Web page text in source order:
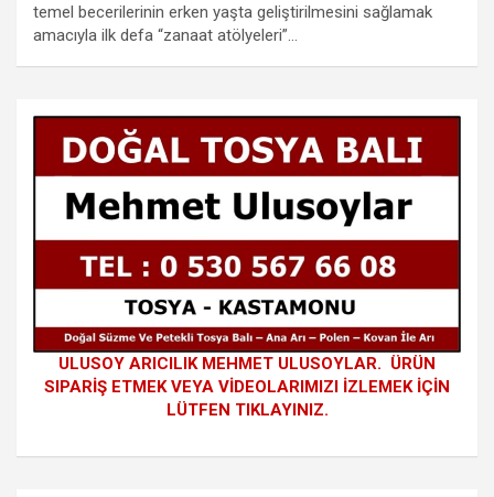
temel becerilerinin erken yaşta geliştirilmesini sağlamak
amacıyla ilk defa “zanaat atölyeleri”…
ULUSOY ARICILIK MEHMET ULUSOYLAR. ÜRÜN
SIPARİŞ ETMEK VEYA VİDEOLARIMIZI İZLEMEK İÇİN
LÜTFEN TIKLAYINIZ.